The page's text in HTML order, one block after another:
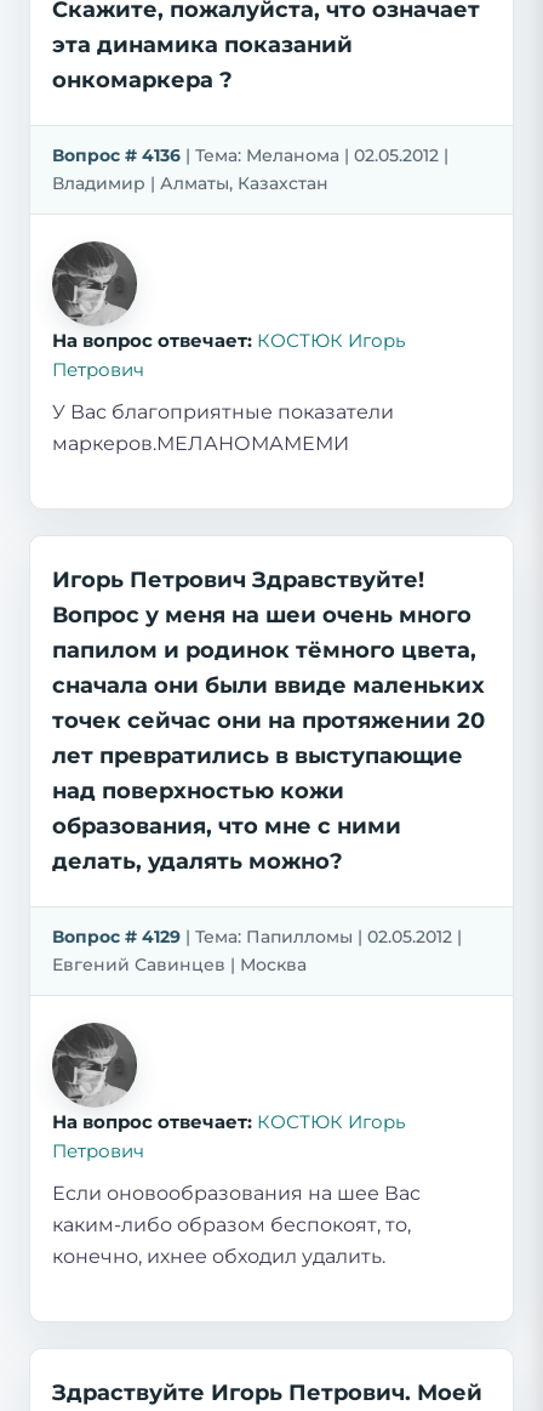
Скажите, пожалуйста, что означает
эта динамика показаний
онкомаркера ?
Вопрос # 4136 | Тема: Меланома | 02.05.2012 |
Владимир | Алматы, Казахстан
На вопрос отвечает: КОСТЮК Игорь
Петрович
У Вас благоприятные показатели
маркеров.МЕЛАНОМАМЕМИ
Игорь Петрович Здравствуйте!
Вопрос у меня на шеи очень много
папилом и родинок тёмного цвета,
сначала они были ввиде маленьких
точек сейчас они на протяжении 20
лет превратились в выступающие
над поверхностью кожи
образования, что мне с ними
делать, удалять можно?
Вопрос # 4129 | Тема: Папилломы | 02.05.2012 |
Евгений Савинцев | Москва
На вопрос отвечает: КОСТЮК Игорь
Петрович
Если оновообразования на шее Вас
каким-либо образом беспокоят, то,
конечно, ихнее обходил удалить.
Здраствуйте Игорь Петрович. Моей